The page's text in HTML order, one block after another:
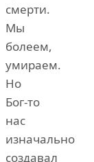
смерти.
Мы
болеем,
умираем.
Но
Бог-то
нас
изначально
создавал